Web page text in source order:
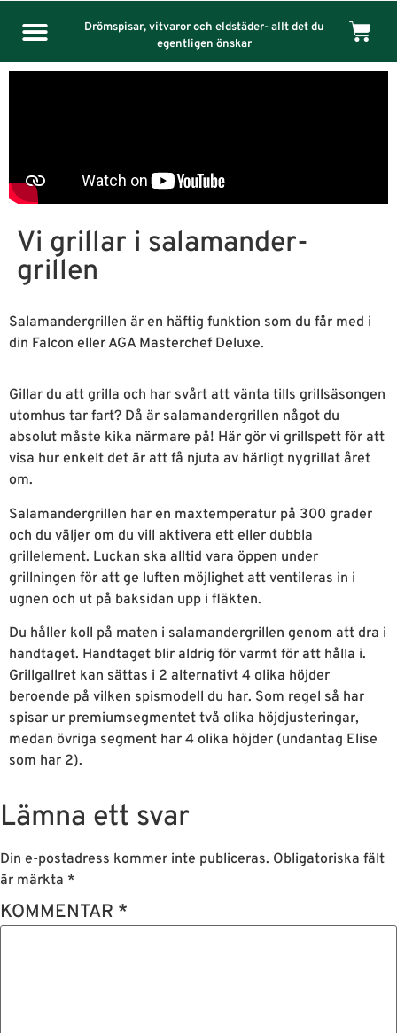
Drömspisar, vitvaror och eldstäder- allt det du
egentligen önskar
Vi grillar i salamander-
grillen
Salamandergrillen är en häftig funktion som du får med i
din Falcon eller AGA Masterchef Deluxe.
Gillar du att grilla och har svårt att vänta tills grillsäsongen
utomhus tar fart? Då är salamandergrillen något du
absolut måste kika närmare på! Här gör vi grillspett för att
visa hur enkelt det är att få njuta av härligt nygrillat året
om.
Salamandergrillen har en maxtemperatur på 300 grader
och du väljer om du vill aktivera ett eller dubbla
grillelement. Luckan ska alltid vara öppen under
grillningen för att ge luften möjlighet att ventileras in i
ugnen och ut på baksidan upp i fläkten.
Du håller koll på maten i salamandergrillen genom att dra i
handtaget. Handtaget blir aldrig för varmt för att hålla i.
Grillgallret kan sättas i 2 alternativt 4 olika höjder
beroende på vilken spismodell du har. Som regel så har
spisar ur premiumsegmentet två olika höjdjusteringar,
medan övriga segment har 4 olika höjder (undantag Elise
som har 2).
Lämna ett svar
Din e-postadress kommer inte publiceras. Obligatoriska fält
är märkta *
KOMMENTAR *